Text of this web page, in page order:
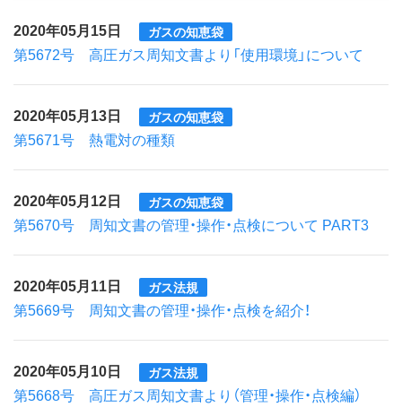
2020年05月15日 ガスの知恵袋
第5672号 高圧ガス周知文書より「使用環境」について
2020年05月13日 ガスの知恵袋
第5671号 熱電対の種類
2020年05月12日 ガスの知恵袋
第5670号 周知文書の管理・操作・点検について PART3
2020年05月11日 ガス法規
第5669号 周知文書の管理・操作・点検を紹介！
2020年05月10日 ガス法規
第5668号 高圧ガス周知文書より（管理・操作・点検編）